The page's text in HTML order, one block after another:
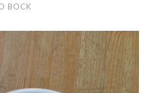
BOCK